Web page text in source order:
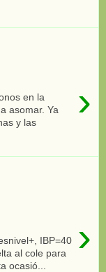
›
en la
asomar. Ya
y las
›
IBP=40
al cole para
ocasió...